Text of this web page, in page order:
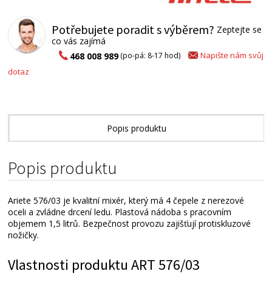
Potřebujete poradit s výběrem? Zeptejte se
co vás zajímá
468 008 989(po-pá: 8-17 hod)
Napište nám svůj
dotaz
Popis produktu
Popis produktu
Ariete 576/03 je kvalitní mixér, který má 4 čepele z nerezové
oceli a zvládne drcení ledu. Plastová nádoba s pracovním
objemem 1,5 litrů. Bezpečnost provozu zajišťují protiskluzové
nožičky.
Vlastnosti produktu ART 576/03